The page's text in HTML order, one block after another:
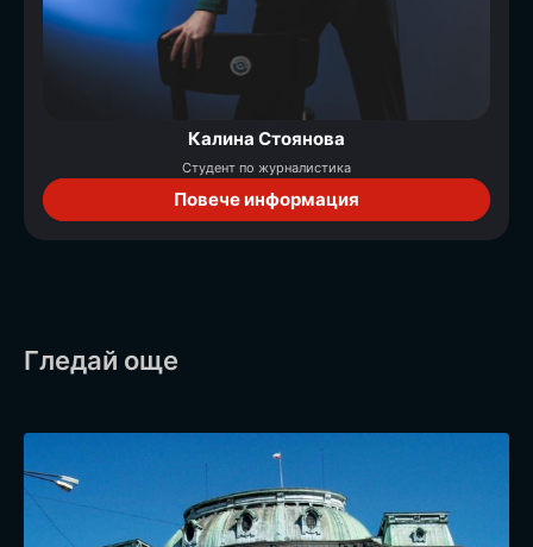
Калина Стоянова
Студент по журналистика
Повече информация
Гледай още